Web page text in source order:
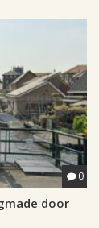
0
door